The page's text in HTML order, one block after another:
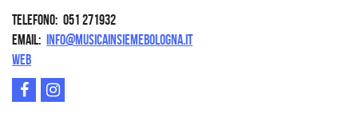
Telefono 051 271932
Email info@musicainsiemebologna.it
Web